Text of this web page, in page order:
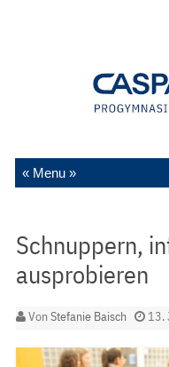
Schnuppern,
ausprobieren
VonStefanie Baisch 13.